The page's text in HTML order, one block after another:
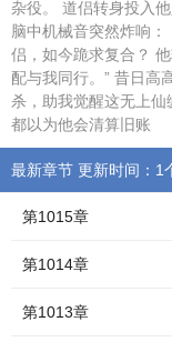
杂役。 道侣转身投入
脑中机械音突然炸响
侣，如今跪求复合？
配与我同行。” 昔日高
杀，助我觉醒这无上仙
都以为他会清算旧账
最新章节 更新时间：1
第1015章
第1014章
第1013章